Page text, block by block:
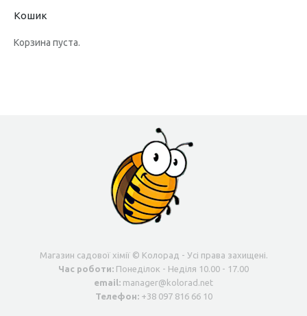
Кошик
Корзина пуста.
Магазин садової хімії © Колорад - Усі права захищені.
Час роботи: Понеділок - Неділя 10.00 - 17.00
email: manager@kolorad.net
Телефон:+38 097 816 66 10